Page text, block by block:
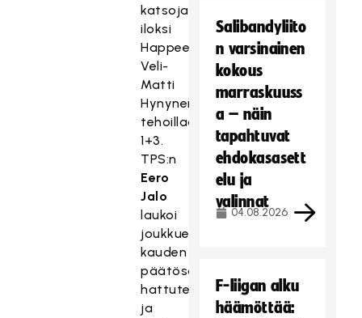
katsojan
iloksi
Happeen
Veli-
Matti
Hynynen
tehoillaan
1+3.
TPS:n
Eero
Jalo
laukoi
joukkueen
kauden
päätösottelussa
hattutempun
ja
Salibandyliito
n varsinainen
kokous
marraskuuss
a – näin
tapahtuvat
ehdokasasett
elu ja
valinnat
04.08.2026
F-liigan alku
häämöttää: